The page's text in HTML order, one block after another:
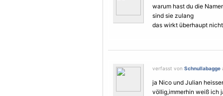
warum hast du die
sind sie zulang
das wirkt überhaupt
verfasst von Schnullabagge
ja Nico und Julian
völlig,immerhin weiß ich